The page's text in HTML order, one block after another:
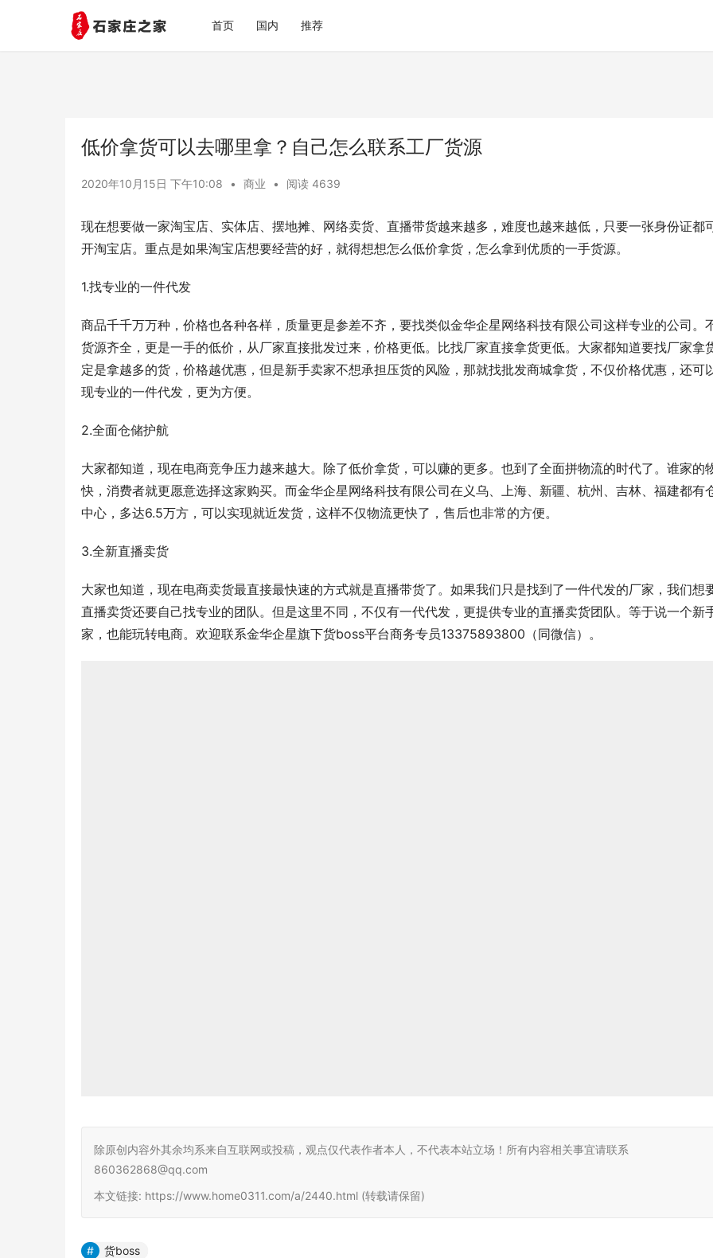
首页 国内 推荐
低价拿货可以去哪里拿？自己怎么联系工厂货源
2020年10月15日 下午10:08 • 商业 • 阅读 4639
现在想要做一家淘宝店、实体店、摆地摊、网络卖货、直播带货越来越多，难度也越来越低，只要一张身份证都
开淘宝店。重点是如果淘宝店想要经营的好，就得想想怎么低价拿货，怎么拿到优质的一手货源。
1.找专业的一件代发
商品千千万万种，价格也各种各样，质量更是参差不齐，要找类似金华企星网络科技有限公司这样专业的公司。
货源齐全，更是一手的低价，从厂家直接批发过来，价格更低。比找厂家直接拿货更低。大家都知道要找厂家拿
定是拿越多的货，价格越优惠，但是新手卖家不想承担压货的风险，那就找批发商城拿货，不仅价格优惠，还可
现专业的一件代发，更为方便。
2.全面仓储护航
大家都知道，现在电商竞争压力越来越大。除了低价拿货，可以赚的更多。也到了全面拼物流的时代了。谁家的
快，消费者就更愿意选择这家购买。而金华企星网络科技有限公司在义乌、上海、新疆、杭州、吉林、福建都有
中心，多达6.5万方，可以实现就近发货，这样不仅物流更快了，售后也非常的方便。
3.全新直播卖货
大家也知道，现在电商卖货最直接最快速的方式就是直播带货了。如果我们只是找到了一件代发的厂家，我们想
直播卖货还要自己找专业的团队。但是这里不同，不仅有一代代发，更提供专业的直播卖货团队。等于说一个新
家，也能玩转电商。欢迎联系金华企星旗下货boss平台商务专员13375893800（同微信）。
除原创内容外其余均系来自互联网或投稿，观点仅代表作者本人，不代表本站立场！所有内容相关事宜请联系
860362868@qq.com
本文链接: https://www.home0311.com/a/2440.html (转载请保留)
货boss